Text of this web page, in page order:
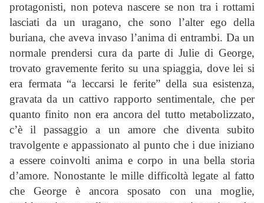
protagonisti, non poteva nascere se non tra i rottami
lasciati da un uragano, che sono l’alter ego della
buriana, che aveva invaso l’anima di entrambi. Da un
normale prendersi cura da parte di Julie di George,
trovato gravemente ferito su una spiaggia, dove lei si
era fermata “a leccarsi le ferite” della sua esistenza,
gravata da un cattivo rapporto sentimentale, che per
quanto finito non era ancora del tutto metabolizzato,
c’è il passaggio a un amore che diventa subito
travolgente e appassionato al punto che i due iniziano
a essere coinvolti anima e corpo in una bella storia
d’amore. Nonostante le mille difficoltà legate al fatto
che George è ancora sposato con una moglie,